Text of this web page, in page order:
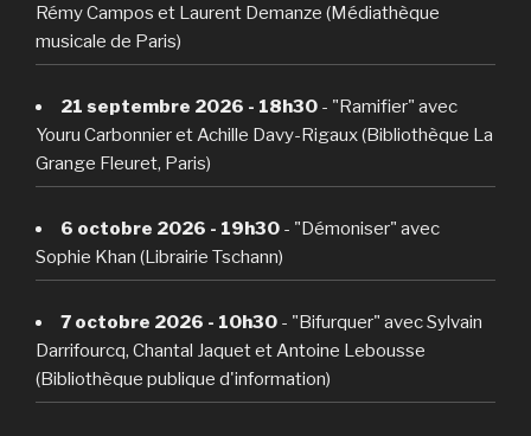
Rémy Campos et Laurent Demanze (Médiathèque
musicale de Paris)
21 septembre 2026 - 18h30 - "Ramifier" avec
Youru Carbonnier et Achille Davy-Rigaux (Bibliothèque La
Grange Fleuret, Paris)
6 octobre 2026 - 19h30 - "Démoniser" avec
Sophie Khan (Librairie Tschann)
7 octobre 2026 - 10h30 - "Bifurquer" avec Sylvain
Darrifourcq, Chantal Jaquet et Antoine Lebousse
(Bibliothèque publique d'information)